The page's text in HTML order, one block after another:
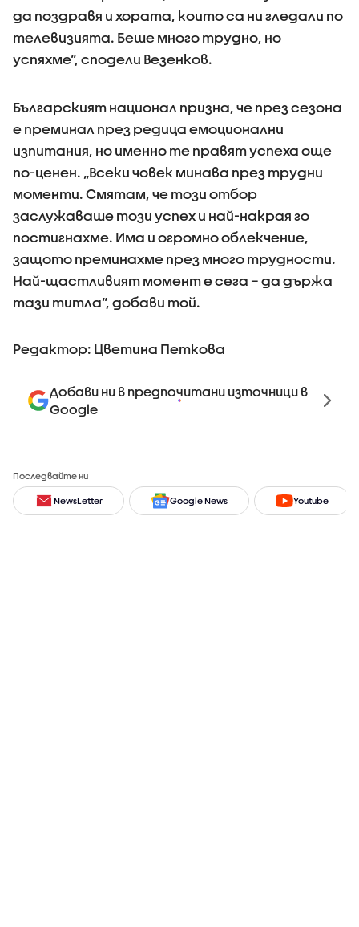
да поздравя и хората, които са ни гледали по
телевизията. Беше много трудно, но
успяхме“, сподели Везенков.
Българският национал призна, че през сезона
е преминал през редица емоционални
изпитания, но именно те правят успеха още
по-ценен. „Всеки човек минава през трудни
моменти. Смятам, че този отбор
заслужаваше този успех и най-накрая го
постигнахме. Има и огромно облекчение,
защото преминахме през много трудности.
Най-щастливият момент е сега – да държа
тази титла“, добави той.
Редактор: Цветина Петкова
Добави ни в предпочитани източници в
Google
Последвайте ни
NewsLetter Google News Youtube